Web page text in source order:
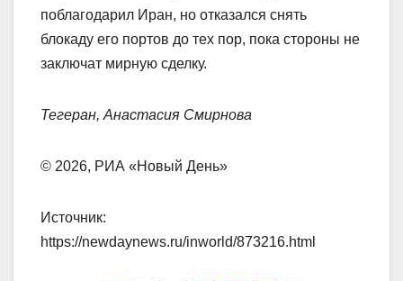
поблагодарил Иран, но отказался снять
блокаду его портов до тех пор, пока стороны не
заключат мирную сделку.
Тегеран, Анастасия Смирнова
© 2026, РИА «Новый День»
Источник:
https://newdaynews.ru/inworld/873216.html